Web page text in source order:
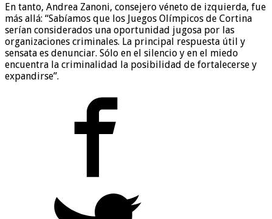
En tanto, Andrea Zanoni, consejero véneto de izquierda, fue
más allá: “Sabíamos que los Juegos Olímpicos de Cortina
serían considerados una oportunidad jugosa por las
organizaciones criminales. La principal respuesta útil y
sensata es denunciar. Sólo en el silencio y en el miedo
encuentra la criminalidad la posibilidad de fortalecerse y
expandirse”.